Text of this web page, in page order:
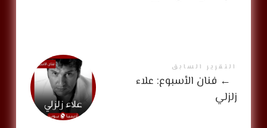
التقرير السابق
← فنان الأسبوع: علاء
زلزلي